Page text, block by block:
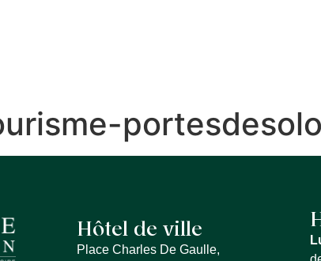
Hôtel de ville
Place Charles De Gaulle,